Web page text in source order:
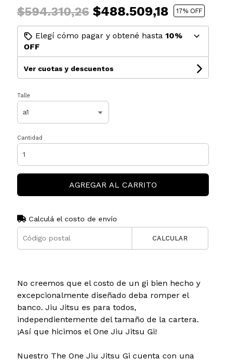
$594.310,26$488.509,18 17% OFF
Elegí cómo pagar y obtené hasta 10%
OFF
Ver cuotas y descuentos
Talle
Cantidad
AGREGAR AL CARRITO
Calculá el costo de envío
CALCULAR
No creemos que el costo de un gi bien hecho y
excepcionalmente diseñado deba romper el
banco. Jiu Jitsu es para todos,
independientemente del tamaño de la cartera.
¡Así que hicimos el One Jiu Jitsu Gi!
Nuestro The One Jiu Jitsu Gi cuenta con una